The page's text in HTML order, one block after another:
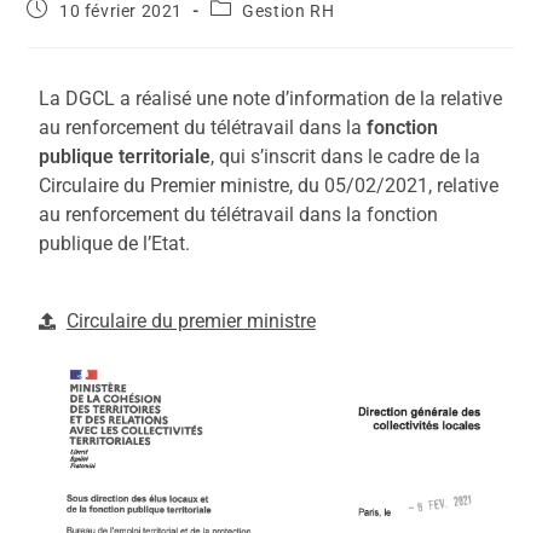
10 février 2021 Gestion RH
La DGCL a réalisé une note d’information de la relative
au renforcement du télétravail dans lafonction
publique territoriale, qui s’inscrit dans le cadre de la
Circulaire du Premier ministre, du 05/02/2021, relative
au renforcement du télétravail dans la fonction
publique de l’Etat.
Circulaire du premier ministre